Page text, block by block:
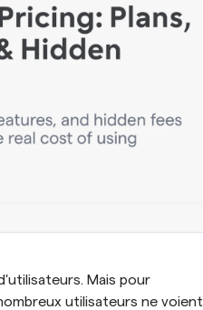
Mais pour
utilisateurs ne voient